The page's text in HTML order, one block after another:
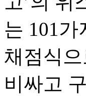
는 101
채점식
비싸고